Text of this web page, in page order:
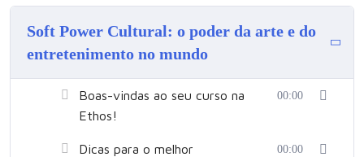
o/a instrutor/a, para obter um aprendizado ainda mais
Entre em contato conosco pelo
contato@ethoscomunicacaoearte.com.br ou (11) 99995-0727
(whatsapp) e consulte condições e valores.
Soft Power Cultural: o poder da arte e do
entretenimento no mundo
Boas-vindas ao seu curso na
Ethos!
00:00
Dicas para o melhor
00:00